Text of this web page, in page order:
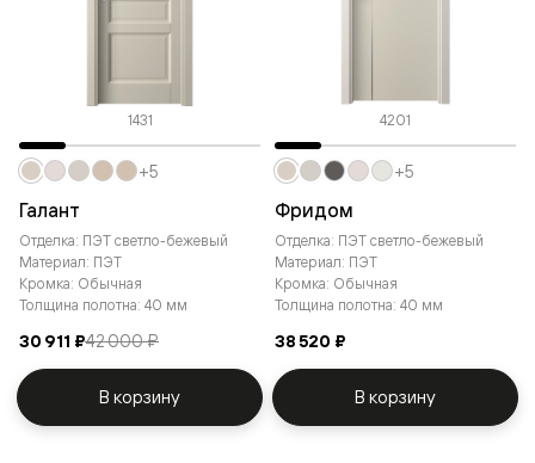
1431
Галант
Отделка: ПЭТ светло-бежевый
Материал: ПЭТ
Кромка: Обычная
Толщина полотна: 40 мм
30 911 ₽42 000 ₽
+5
В корзину
4201
Фридом
Отделка: ПЭТ светло-бежевый
Материал: ПЭТ
Кромка: Обычная
Толщина полотна: 40 мм
38 520 ₽
+5
В корзину